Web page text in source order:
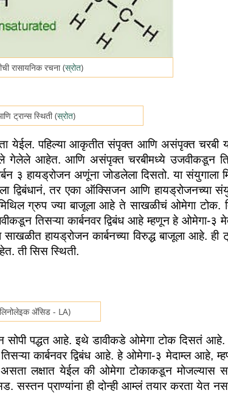
रासायनिक रचना (स्रोत)
ट्रान्स स्थिती (स्रोत)
येईल. पहिल्या आकृतीत संपृक्त आणि असंपृक्त चरबी
गेलेले आहेत. आणि असंपृक्त चरबीमध्ये उजवीकडून
३ हायड्रोजन अणूंना जोडलेला दिसतो. या संयुगाला
द्विबंधानं, तर एका ऑक्सिजन आणि हायड्रोजनच्या
मिथिल ग्रुप ज्या बाजूला आहे ते साखळीचं ओमेगा टोक.
तिसऱ्या कार्बनवर द्विबंध आहे म्हणून हे ओमेगा-३
हायड्रोजन कार्बनच्या विरुद्ध बाजूला आहे. ही
ती सिस स्थिती.
ॲसिड - LA)
सोपी पद्धत आहे. इथे डावीकडे ओमेगा टोक दिसतं आहे.
कार्बनवर द्विबंध आहे. हे ओमेगा-३ मेदाम्ल आहे,
लक्षात येईल की ओमेगा टोकाकडून मोजल्यास
सस्तन प्राण्यांना ही दोन्ही आम्लं तयार करता येत